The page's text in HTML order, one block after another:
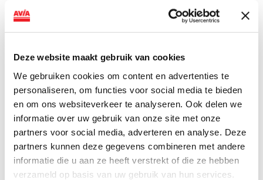
Deze website maakt gebruik van cookies
We gebruiken cookies om content en advertenties te
personaliseren, om functies voor social media te bieden
en om ons websiteverkeer te analyseren. Ook delen we
informatie over uw gebruik van onze site met onze
partners voor social media, adverteren en analyse. Deze
partners kunnen deze gegevens combineren met andere
informatie die u aan ze heeft verstrekt of die ze hebben
verzameld op basis van uw gebruik van hun services.
AVIA VOLT en Fletcher Hotels starten landelijke uitrol
van DC-snellaadinfrastructuur AVIA VOLT en...